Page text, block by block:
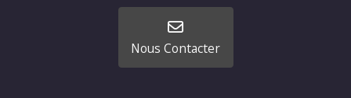
Nous Contacter